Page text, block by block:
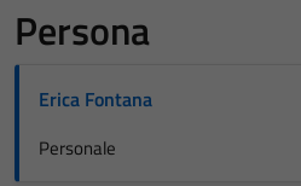
Persona
Erica Fontana
Personale